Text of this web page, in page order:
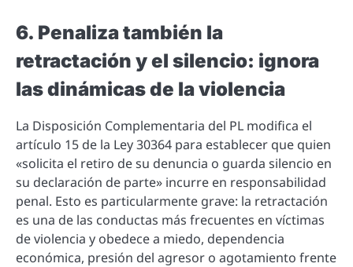
6. Penaliza también la
retractación y el silencio: ignora
las dinámicas de la violencia
La Disposición Complementaria del PL modifica el
artículo 15 de la Ley 30364 para establecer que quien
«solicita el retiro de su denuncia o guarda silencio en
su declaración de parte» incurre en responsabilidad
penal. Esto es particularmente grave: la retractación
es una de las conductas más frecuentes en víctimas
de violencia y obedece a miedo, dependencia
económica, presión del agresor o agotamiento frente